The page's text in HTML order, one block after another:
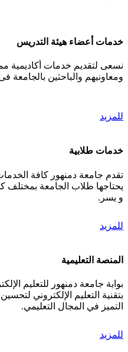
خدمات أعضاء هيئة التدريس
نسعى لتقديم خدمات أكاديمية
ومعاونيهم والباحثين
للمزيد
خدمات طلابية
تقدم جامعة دمنهور كافة الخدمات
يحتاجها طلاب الجامعة بمختلف
و يسر.
للمزيد
المنصة التعليمية
بوابة جامعة دمنهور للتعليم
بتقنية التعليم الإلكتروني
التميز في المجال التعليمي.
للمزيد